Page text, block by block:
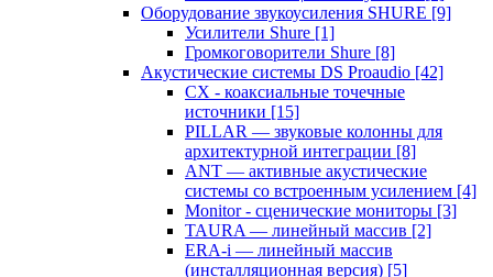
Оборудование звукоусиления SHURE [9]
Усилители Shure [1]
Громкоговорители Shure [8]
Акустические системы DS Proaudio [42]
CX - коаксиальные точечные
источники [15]
PILLAR — звуковые колонны для
архитектурной интеграции [8]
ANT — активные акустические
системы со встроенным усилением [4]
Monitor - сценические мониторы [3]
TAURA — линейный массив [2]
ERA-i — линейный массив
(инсталляционная версия) [5]